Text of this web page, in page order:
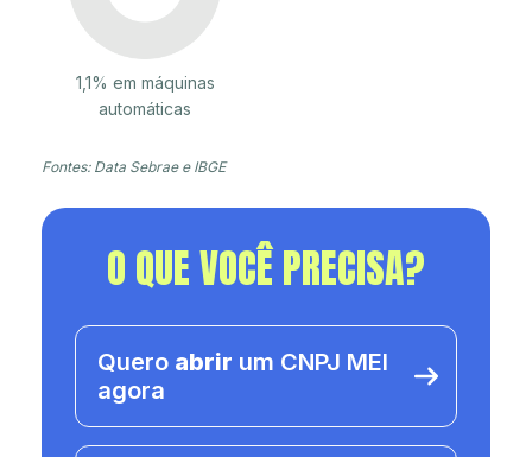
1,1% em máquinas
automáticas
Fontes: Data Sebrae e IBGE
O QUE VOCÊ PRECISA?
Quero abrir um CNPJ MEI
agora